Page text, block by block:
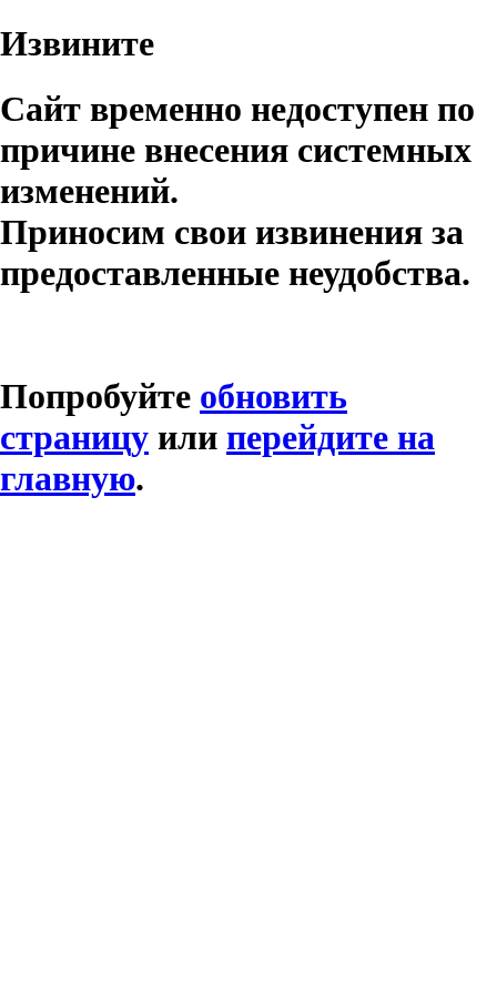
Извините
Сайт временно недоступен по
причине внесения системных
изменений.
Приносим свои извинения за
предоставленные неудобства.
Попробуйте обновить
страницу или перейдите на
главную.